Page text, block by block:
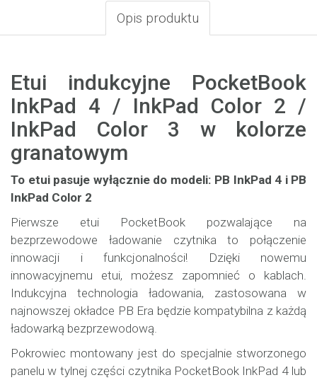
Opis produktu
Etui indukcyjne PocketBook
InkPad 4 / InkPad Color 2 /
InkPad Color 3 w kolorze
granatowym
To etui pasuje wyłącznie do modeli: PB InkPad 4 i PB
InkPad Color 2
Pierwsze etui PocketBook pozwalające na
bezprzewodowe ładowanie czytnika to połączenie
innowacji i funkcjonalności! Dzięki nowemu
innowacyjnemu etui, możesz zapomnieć o kablach.
Indukcyjna technologia ładowania, zastosowana w
najnowszej okładce PB Era będzie kompatybilna z każdą
ładowarką bezprzewodową.
Pokrowiec montowany jest do specjalnie stworzonego
panelu w tylnej części czytnika PocketBook InkPad 4 lub